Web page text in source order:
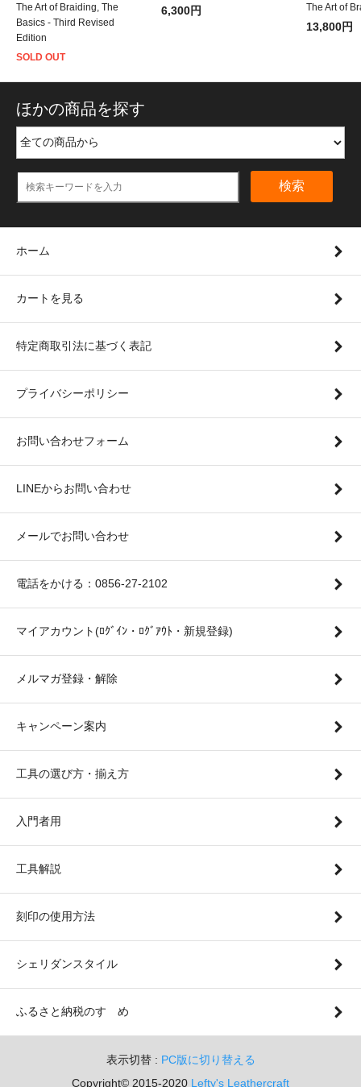
The Art of Braiding, The
Basics - Third Revised
Edition
SOLD OUT
6,300円 The Art of
13,800円
ほかの商品を探す
検索
ホーム
カートを見る
特定商取引法に基づく表記
プライバシーポリシー
お問い合わせフォーム
LINEからお問い合わせ
メールでお問い合わせ
電話をかける：0856-27-2102
マイアカウント(ﾛｸﾞｲﾝ・ﾛｸﾞｱｳﾄ・新規登録)
メルマガ登録・解除
キャンペーン案内
工具の選び方・揃え方
入門者用
工具解説
刻印の使用方法
シェリダンスタイル
ふるさと納税のすゝめ
表示切替 : PC版に切り替える
Copyright© 2015-2020 Lefty's Leathercraft